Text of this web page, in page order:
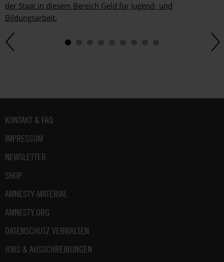
der Staat in diesem Bereich Geld für Jugend- und
Bildungsarbeit.
Fußbereich
KONTAKT & FAQ
IMPRESSUM
NEWSLETTER
SHOP
AMNESTY-MATERIAL
AMNESTY.ORG
DATENSCHUTZ VERWALTEN
JOBS & AUSSCHREIBUNGEN